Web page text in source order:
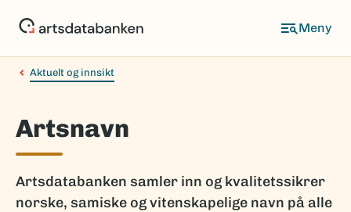
Aktuelt og innsikt
Artsnavn
Artsdatabanken samler inn og kvalitetssikrer
norske, samiske og vitenskapelige navn på alle